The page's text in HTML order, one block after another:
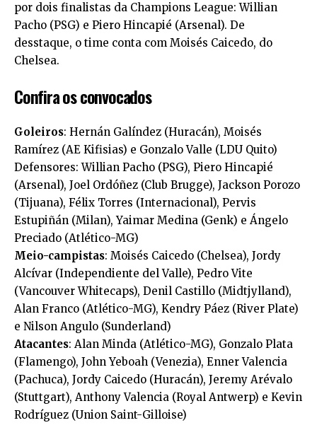
por dois finalistas da Champions League: Willian
Pacho (PSG) e Piero Hincapié (Arsenal). De
desstaque, o time conta com Moisés Caicedo, do
Chelsea.
Confira os convocados
Goleiros: Hernán Galíndez (Huracán), Moisés
Ramírez (AE Kifisias) e Gonzalo Valle (LDU Quito)
Defensores: Willian Pacho (PSG), Piero Hincapié
(Arsenal), Joel Ordóñez (Club Brugge), Jackson Porozo
(Tijuana), Félix Torres (Internacional), Pervis
Estupiñán (Milan), Yaimar Medina (Genk) e Ángelo
Preciado (Atlético-MG)
Meio-campistas: Moisés Caicedo (Chelsea), Jordy
Alcívar (Independiente del Valle), Pedro Vite
(Vancouver Whitecaps), Denil Castillo (Midtjylland),
Alan Franco (Atlético-MG), Kendry Páez (River Plate)
e Nilson Angulo (Sunderland)
Atacantes: Alan Minda (Atlético-MG), Gonzalo Plata
(Flamengo), John Yeboah (Venezia), Enner Valencia
(Pachuca), Jordy Caicedo (Huracán), Jeremy Arévalo
(Stuttgart), Anthony Valencia (Royal Antwerp) e Kevin
Rodríguez (Union Saint-Gilloise)